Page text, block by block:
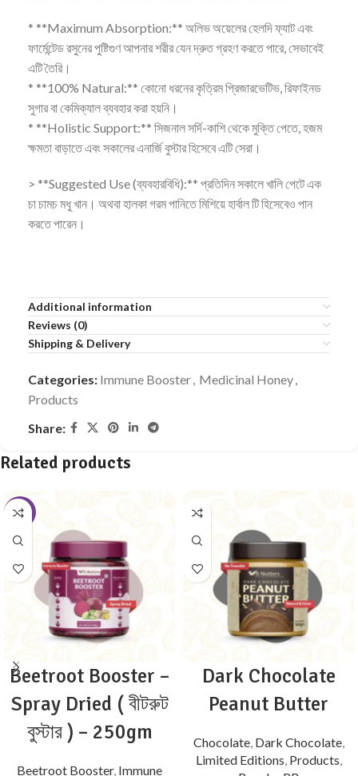
* **Maximum Absorption:** অলিভ অয়েলের হেলদি ফ্যাট এবং
ফার্মেন্টেড রসুনের পুষ্টিগুণ আপনার শরীর যেন দ্রুত গ্রহণ করতে পারে, সেভাবেই
এটি তৈরি।
* **100% Natural:** কোনো ধরনের কৃত্রিম প্রিজারভেটিভ, রিফাইনড
সুগার বা কেমিক্যাল ব্যবহার করা হয়নি।
* **Holistic Support:** সিজনাল সর্দি-কাশি থেকে মুক্তি পেতে, হজম
ক্ষমতা বাড়াতে এবং সকালের এনার্জি বুস্টার হিসেবে এটি সেরা।
> **Suggested Use (ব্যবহারবিধি):** প্রতিদিন সকালে খালি পেটে এক
চা চামচ মধু খান। অথবা হালকা গরম পানিতে মিশিয়ে হার্বাল টি হিসেবেও পান
করতে পারেন।
Additional information
Reviews (0)
Shipping & Delivery
Categories: Immune Booster, Medicinal Honey,
Products
Share:
Related products
-8%
Beetroot Booster –
Spray Dried ( বীটরুট
বুস্টার ) – 250gm
Beetroot Booster, Immune
Dark Chocolate
Peanut Butter
Chocolate, Dark Chocolate,
Limited Editions, Products,